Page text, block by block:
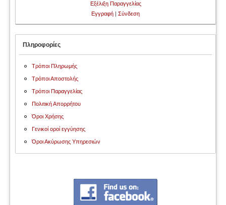
Εξέλιξη Παραγγελίας
Εγγραφή | Σύνδεση
Πληροφορίες
Τρόποι Πληρωμής
Τρόποι Αποστολής
Τρόποι Παραγγελίας
Πολιτική Απορρήτου
Όροι Χρήσης
Γενικοί οροί εγγύησης
Όροι Ακύρωσης Υπηρεσιών